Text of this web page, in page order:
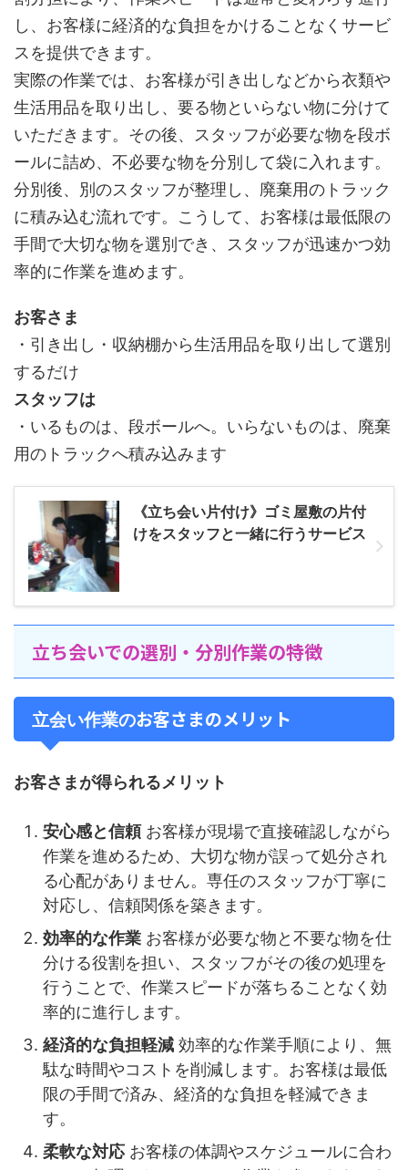
し、お客様に経済的な負担をかけることなくサービ
スを提供できます。
実際の作業では、お客様が引き出しなどから衣類や
生活用品を取り出し、要る物といらない物に分けて
いただきます。その後、スタッフが必要な物を段ボ
ールに詰め、不必要な物を分別して袋に入れます。
分別後、別のスタッフが整理し、廃棄用のトラック
に積み込む流れです。こうして、お客様は最低限の
手間で大切な物を選別でき、スタッフが迅速かつ効
率的に作業を進めます。
お客さま
・引き出し・収納棚から生活用品を取り出して選別
するだけ
スタッフは
・いるものは、段ボールへ。いらないものは、廃棄
用のトラックへ積み込みます
《立ち会い片付け》ゴミ屋敷の片付
けをスタッフと一緒に行うサービス
立ち会いでの選別・分別作業の特徴
立会い作業のお客さまのメリット
お客さまが得られるメリット
安心感と信頼お客様が現場で直接確認しながら
作業を進めるため、大切な物が誤って処分され
る心配がありません。専任のスタッフが丁寧に
対応し、信頼関係を築きます。
効率的な作業 お客様が必要な物と不要な物を仕
分ける役割を担い、スタッフがその後の処理を
行うことで、作業スピードが落ちることなく効
率的に進行します。
経済的な負担軽減 効率的な作業手順により、無
駄な時間やコストを削減します。お客様は最低
限の手間で済み、経済的な負担を軽減できま
す。
柔軟な対応お客様の体調やスケジュールに合わ